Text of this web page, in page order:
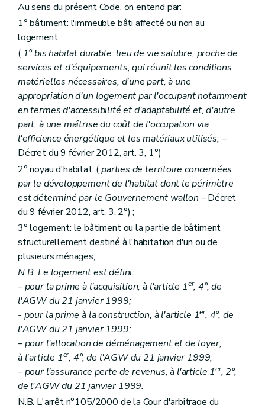
Art. 14
Art. 15
Art. 17
Art. 18
Art. 19
Art. 20
Art. 21
Art. 22
Art.22bis
Art.22ter
Art.
22quater
Section 2 ((...) – Décret du 1erjuin 2017, art. 12)
Art. 23
Section 3
((...)– Décret du 1 juin 2017, art. 13)
Art. 24
Art. 25
Section 4 ( (...)– Décret du 1erjuin 2017, art. 14)
Art. 26
Art. 27
Art. 28
Chapitre III (Des aides aux personnes morales
Section première
Sous-section première
Art. 29
Art. 30
Art. 31
Art. 32
Art. 33
Art.33bis
Art. 34
Art.34bis
Sous-section 2 Des conditions d'octroi et du calcul des aides
Art. 35
Art. 36
Au sens du présent Code, on entend par:
1° bâtiment: l'immeuble bâti affecté ou non au
logement;
( 1°bishabitat durable: lieu de vie salubre, proche de
services et d'équipements, qui réunit les conditions
matérielles nécessaires, d'une part, à une
appropriation d'un logement par l'occupant notamment
en termes d'accessibilité et d'adaptabilité et, d'autre
part, à une maîtrise du coût de l'occupation via
l'efficience énergétique et les matériaux utilisés;–
Décret du 9 février 2012, art. 3, 1°)
2° noyau d'habitat: (parties de territoire concernées
par le développement de l'habitat dont le périmètre
est déterminé par le Gouvernement wallon – Décret
du 9 février 2012, art. 3, 2°) ;
3° logement: le bâtiment ou la partie de bâtiment
structurellement destiné à l'habitation d'un ou de
plusieurs ménages;
N.B. Le logement est défini:
– pour la prime à l'acquisition, à l'article 1er, 4°, de
l'AGW du 21 janvier 1999;
- pour la prime à la construction, à l'article 1er, 4°, de
l'AGW du 21 janvier 1999;
– pour l'allocation de déménagement et de loyer,
à l'article 1er, 4°, de l'AGW du 21 janvier 1999;
– pour l'assurance perte de revenus, à l'article 1er, 2°,
de l'AGW du 21 janvier 1999.
N.B. L'arrêt n°105/2000 de la Cour d'arbitrage du